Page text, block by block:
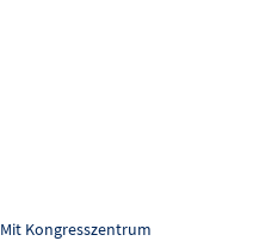
Mit Kongresszentrum